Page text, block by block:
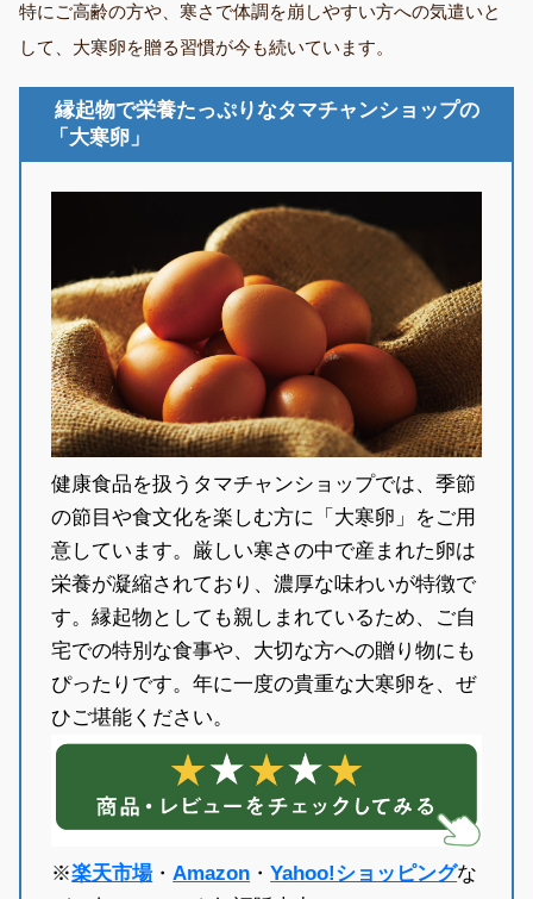
特にご高齢の方や、寒さで体調を崩しやすい方への気遣いと
して、大寒卵を贈る習慣が今も続いています。
縁起物で栄養たっぷりなタマチャンショップの
「大寒卵」
健康食品を扱うタマチャンショップでは、季節
の節目や食文化を楽しむ方に「大寒卵」をご用
意しています。厳しい寒さの中で産まれた卵は
栄養が凝縮されており、濃厚な味わいが特徴で
す。縁起物としても親しまれているため、ご自
宅での特別な食事や、大切な方への贈り物にも
ぴったりです。年に一度の貴重な大寒卵を、ぜ
ひご堪能ください。
※楽天市場・Amazon ・Yahoo!ショッピングな